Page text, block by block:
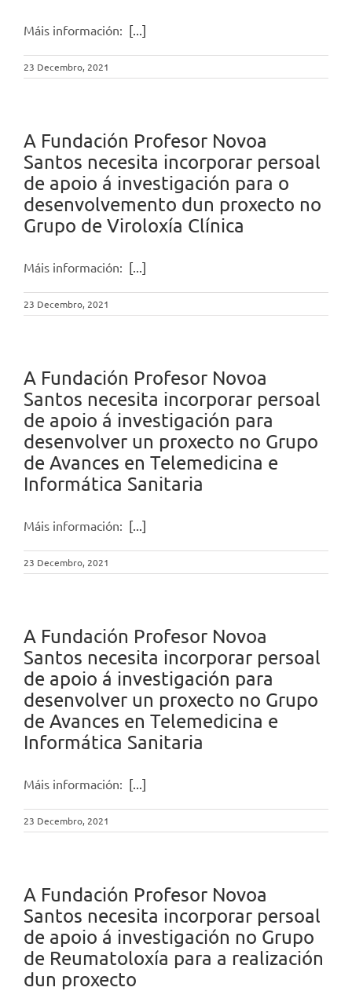
Máis información: [...]
23 Decembro, 2021
A Fundación Profesor Novoa
Santos necesita incorporar persoal
de apoio á investigación para o
desenvolvemento dun proxecto no
Grupo de Viroloxía Clínica
Máis información: [...]
23 Decembro, 2021
A Fundación Profesor Novoa
Santos necesita incorporar persoal
de apoio á investigación para
desenvolver un proxecto no Grupo
de Avances en Telemedicina e
Informática Sanitaria
Máis información: [...]
23 Decembro, 2021
A Fundación Profesor Novoa
Santos necesita incorporar persoal
de apoio á investigación para
desenvolver un proxecto no Grupo
de Avances en Telemedicina e
Informática Sanitaria
Máis información: [...]
23 Decembro, 2021
A Fundación Profesor Novoa
Santos necesita incorporar persoal
de apoio á investigación no Grupo
de Reumatoloxía para a realización
dun proxecto